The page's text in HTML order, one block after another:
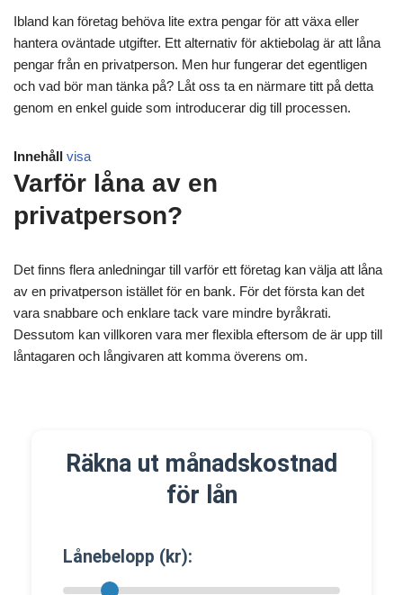
Ibland kan företag behöva lite extra pengar för att växa eller
hantera oväntade utgifter. Ett alternativ för aktiebolag är att låna
pengar från en privatperson. Men hur fungerar det egentligen
och vad bör man tänka på? Låt oss ta en närmare titt på detta
genom en enkel guide som introducerar dig till processen.
Innehåll visa
Varför låna av en
privatperson?
Det finns flera anledningar till varför ett företag kan välja att låna
av en privatperson istället för en bank. För det första kan det
vara snabbare och enklare tack vare mindre byråkrati.
Dessutom kan villkoren vara mer flexibla eftersom de är upp till
låntagaren och långivaren att komma överens om.
Räkna ut månadskostnad
för lån
Lånebelopp (kr):